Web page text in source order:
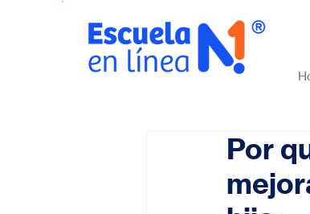
Por